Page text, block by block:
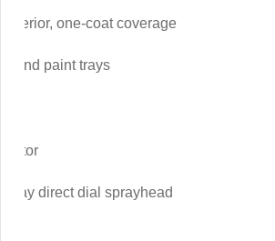
one-coat coverage
and paint trays
way direct dial sprayhead